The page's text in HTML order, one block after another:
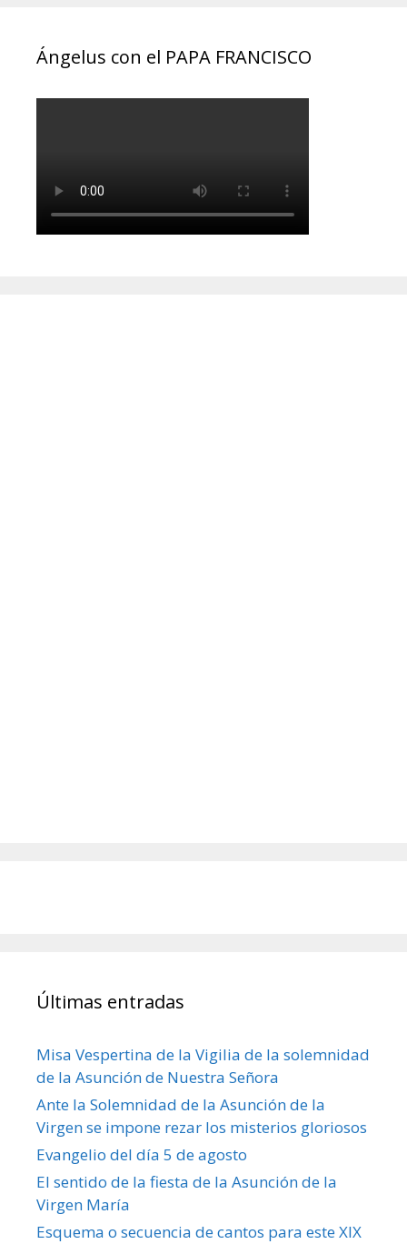
Ángelus con el PAPA FRANCISCO
Últimas entradas
Misa Vespertina de la Vigilia de la solemnidad
de la Asunción de Nuestra Señora
Ante la Solemnidad de la Asunción de la
Virgen se impone rezar los misterios gloriosos
Evangelio del día 5 de agosto
El sentido de la fiesta de la Asunción de la
Virgen María
Esquema o secuencia de cantos para este XIX